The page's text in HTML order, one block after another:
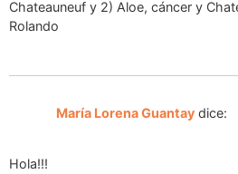
Chateauneuf y 2) Aloe, cáncer y
Rolando
María Lorena Guantay dice:
Hola!!!